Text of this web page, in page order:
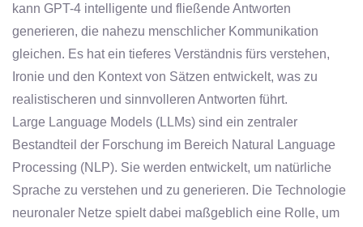
kann GPT-4 intelligente und fließende Antworten
generieren, die nahezu menschlicher Kommunikation
gleichen. Es hat ein tieferes Verständnis fürs verstehen,
Ironie und den Kontext von Sätzen entwickelt, was zu
realistischeren und sinnvolleren Antworten führt.
Large Language Models (LLMs) sind ein zentraler
Bestandteil der Forschung im Bereich Natural Language
Processing (NLP). Sie werden entwickelt, um natürliche
Sprache zu verstehen und zu generieren. Die Technologie
neuronaler Netze spielt dabei maßgeblich eine Rolle, um